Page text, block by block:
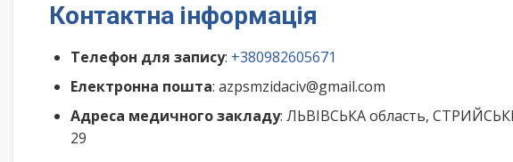
Контактна інформація
Телефон для запису: +380982605671
Електронна пошта: azpsmzidaciv@gmail.com
Адреса медичного закладу: ЛЬВІВСЬКА область,
29